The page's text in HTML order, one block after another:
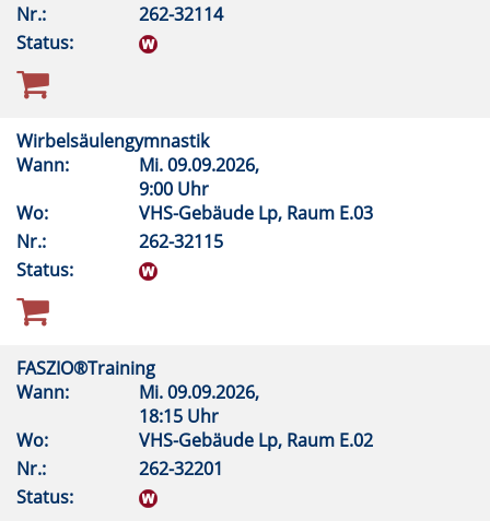
Nr.:
262-32114
Status:
Wirbelsäulengymnastik
Wann:
Mi.09.09.2026,
9:00 Uhr
Wo:
VHS-Gebäude Lp, Raum E.03
Nr.:
262-32115
Status:
FASZIO®Training
Wann:
Mi.09.09.2026,
18:15 Uhr
Wo:
VHS-Gebäude Lp, Raum E.02
Nr.:
262-32201
Status: